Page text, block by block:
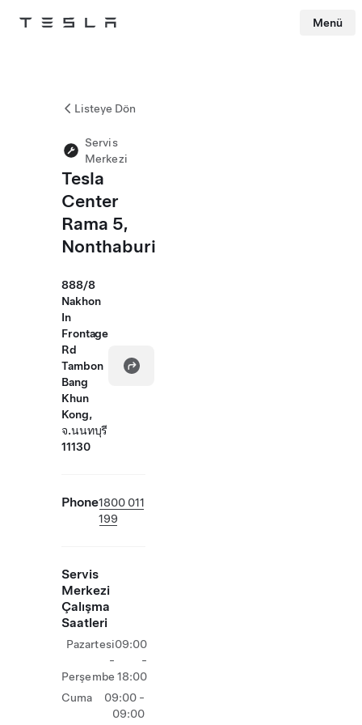
Tesla Menü
Listeye Dön
Servis
Merkezi
Tesla
Center
Rama 5,
Nonthaburi
888/8
Nakhon
In
Frontage
Rd
Tambon
Bang
Khun
Kong,
จ.นนทบุรี
11130
Phone1800 011
199
Servis
Merkezi
Çalışma
Saatleri
Pazartesi
-
Perşembe
09:00
-
18:00
Cuma
09:00 -
09:00